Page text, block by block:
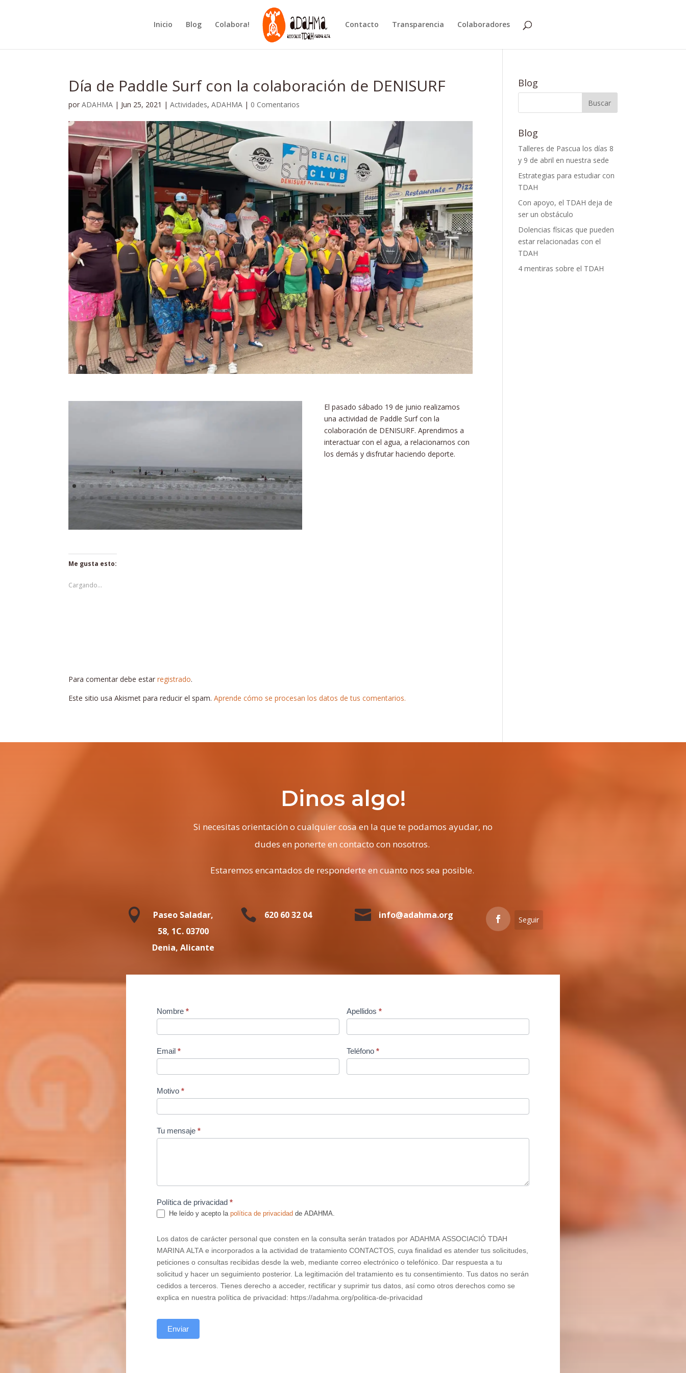
Inicio Blog Colabora! Contacto Transparencia Colaboradores
Día de Paddle Surf con la colaboración de DENISURF
porADAHMA | Jun 25, 2021 |Actividades,ADAHMA | 0 Comentarios
El pasado sábado 19 de junio realizamos
una actividad de Paddle Surf con la
colaboración de DENISURF. Aprendimos a
interactuar con el agua, a relacionarnos con
los demás y disfrutar haciendo deporte.
Me gusta esto:
Cargando...
Para comentar debe estarregistrado.
Este sitio usa Akismet para reducir el spam.Aprende cómo se procesan los datos de tus comentarios.
Blog
Blog
Talleres de Pascua los días 8
y 9 de abril en nuestra sede
Estrategias para estudiar con
TDAH
Con apoyo, el TDAH deja de
ser un obstáculo
Dolencias físicas que pueden
estar relacionadas con el
TDAH
4 mentiras sobre el TDAH
Dinos algo!
Si necesitas orientación o cualquier cosa en la que te podamos ayudar, no
dudes en ponerte en contacto con nosotros.
Estaremos encantados de responderte en cuanto nos sea posible.

Paseo Saladar,
58, 1C. 03700
Denia, Alicante
 620 60 32 04  info@adahma.org Seguir
Contact
Us
Nombre * Apellidos*
Email * Teléfono*
Motivo *
Tu mensaje *
Política de privacidad *
He leído y acepto la política de privacidad de ADAHMA.
Los datos de carácter personal que consten en la consulta serán tratados por ADAHMA ASSOCIACIÓ TDAH
MARINA ALTA e incorporados a la actividad de tratamiento CONTACTOS, cuya finalidad es atender tus solicitudes,
peticiones o consultas recibidas desde la web, mediante correo electrónico o telefónico. Dar respuesta a tu
solicitud y hacer un seguimiento posterior. La legitimación del tratamiento es tu consentimiento. Tus datos no serán
cedidos a terceros. Tienes derecho a acceder, rectificar y suprimir tus datos, así como otros derechos como se
explica en nuestra política de privacidad: https://adahma.org/politica-de-privacidad
Enviar